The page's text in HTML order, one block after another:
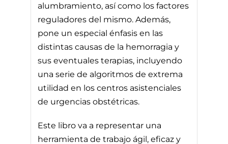
alumbramiento, así como los factores
reguladores del mismo. Además,
pone un especial énfasis en las
distintas causas de la hemorragia y
sus eventuales terapias, incluyendo
una serie de algoritmos de extrema
utilidad en los centros asistenciales
de urgencias obstétricas.
Este libro va a representar una
herramienta de trabajo ágil, eficaz y